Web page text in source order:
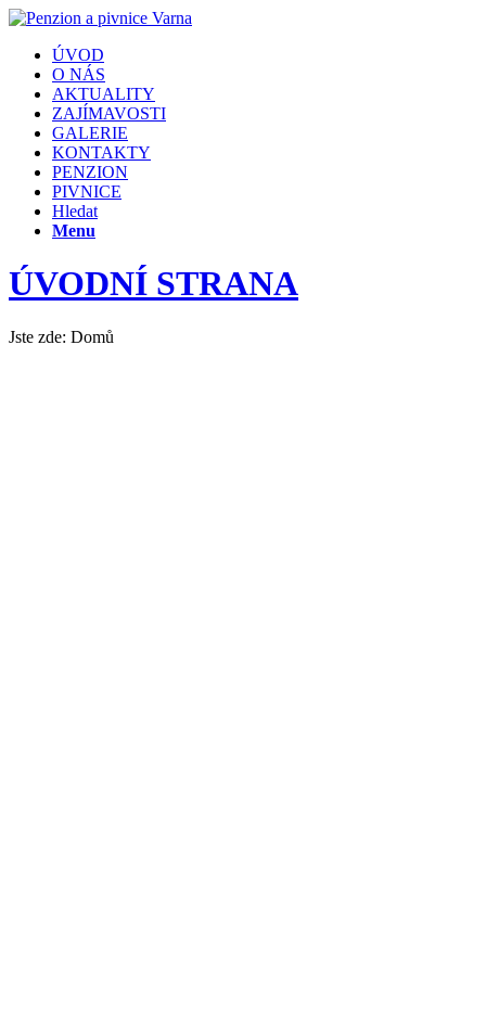
ÚVOD
O NÁS
AKTUALITY
ZAJÍMAVOSTI
GALERIE
KONTAKTY
PENZION
PIVNICE
Hledat
Menu
ÚVODNÍ STRANA
Jste zde: Domů